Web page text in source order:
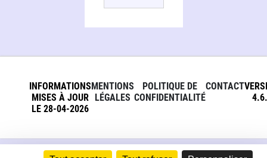
INFORMATIONS
MISES À JOUR
LE 28-04-2026
MENTIONS
LÉGALES
POLITIQUE DE
CONFIDENTIALITÉ
CONTACT